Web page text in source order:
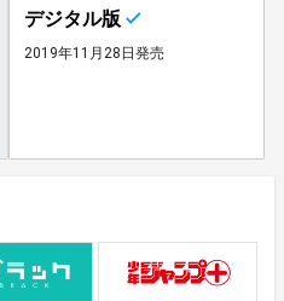
デジタル版
2019年11月28日発売